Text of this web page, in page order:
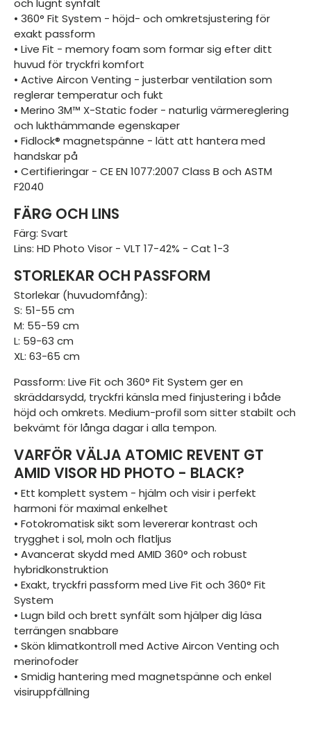
och lugnt synfält
• 360° Fit System - höjd- och omkretsjustering för
exakt passform
• Live Fit - memory foam som formar sig efter ditt
huvud för tryckfri komfort
• Active Aircon Venting - justerbar ventilation som
reglerar temperatur och fukt
• Merino 3M™ X-Static foder - naturlig värmereglering
och lukthämmande egenskaper
• Fidlock® magnetspänne - lätt att hantera med
handskar på
• Certifieringar - CE EN 1077:2007 Class B och ASTM
F2040
FÄRG OCH LINS
Färg: Svart
Lins: HD Photo Visor - VLT 17-42% - Cat 1-3
STORLEKAR OCH PASSFORM
Storlekar (huvudomfång):
S: 51-55 cm
M: 55-59 cm
L: 59-63 cm
XL: 63-65 cm
Passform: Live Fit och 360° Fit System ger en
skräddarsydd, tryckfri känsla med finjustering i både
höjd och omkrets. Medium-profil som sitter stabilt och
bekvämt för långa dagar i alla tempon.
VARFÖR VÄLJA ATOMIC REVENT GT
AMID VISOR HD PHOTO - BLACK?
• Ett komplett system - hjälm och visir i perfekt
harmoni för maximal enkelhet
• Fotokromatisk sikt som levererar kontrast och
trygghet i sol, moln och flatljus
• Avancerat skydd med AMID 360° och robust
hybridkonstruktion
• Exakt, tryckfri passform med Live Fit och 360° Fit
System
• Lugn bild och brett synfält som hjälper dig läsa
terrängen snabbare
• Skön klimatkontroll med Active Aircon Venting och
merinofoder
• Smidig hantering med magnetspänne och enkel
visiruppfällning